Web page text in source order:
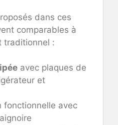
dans ces
comparables à
traditionnel :
avec plaques de
et
fonctionnelle avec